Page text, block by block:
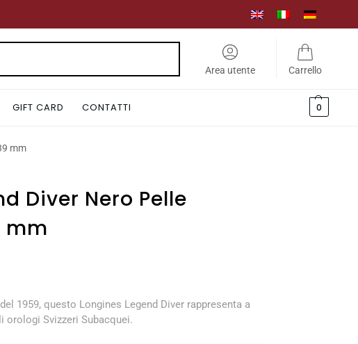
Area utente Carrello
GIFT CARD CONTATTI 0
mm
Diver Nero Pelle
mm
1959, questo Longines Legend Diver rappresenta a
orologi Svizzeri Subacquei.